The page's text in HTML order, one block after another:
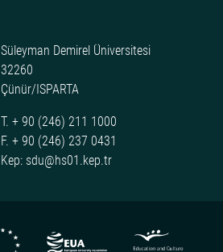
Süleyman Demirel Üniversitesi
32260
Çünür/ISPARTA
T. + 90 (246) 211 1000
F. + 90 (246) 237 0431
Kep: sdu@hs01.kep.tr